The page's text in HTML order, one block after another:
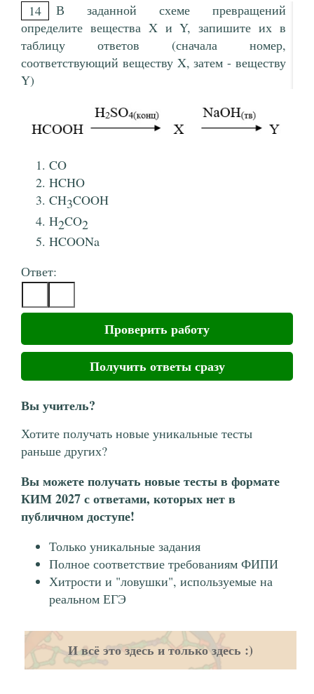
14
В заданной схеме превращений
определите вещества X и Y, запишите их в
таблицу ответов (сначала номер,
соответствующий веществу X, затем - веществу
Y)
CO
HCHO
CH3COOH
H2CO2
HCOONa
Ответ:
Проверить работу
Получить ответы сразу
Вы учитель?
Хотите получать новые уникальные тесты
раньше других?
Вы можете получать новые тесты в формате
КИМ 2027 с ответами, которых нет в
публичном доступе!
Только уникальные задания
Полное соответствие требованиям ФИПИ
Хитрости и "ловушки", используемые на
реальном ЕГЭ
И всё это здесь и только здесь :)